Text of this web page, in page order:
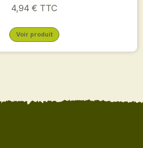
4,94 € TTC
Voir produit